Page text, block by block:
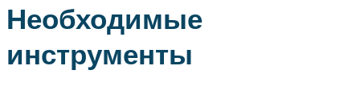
Необходимые
инструменты